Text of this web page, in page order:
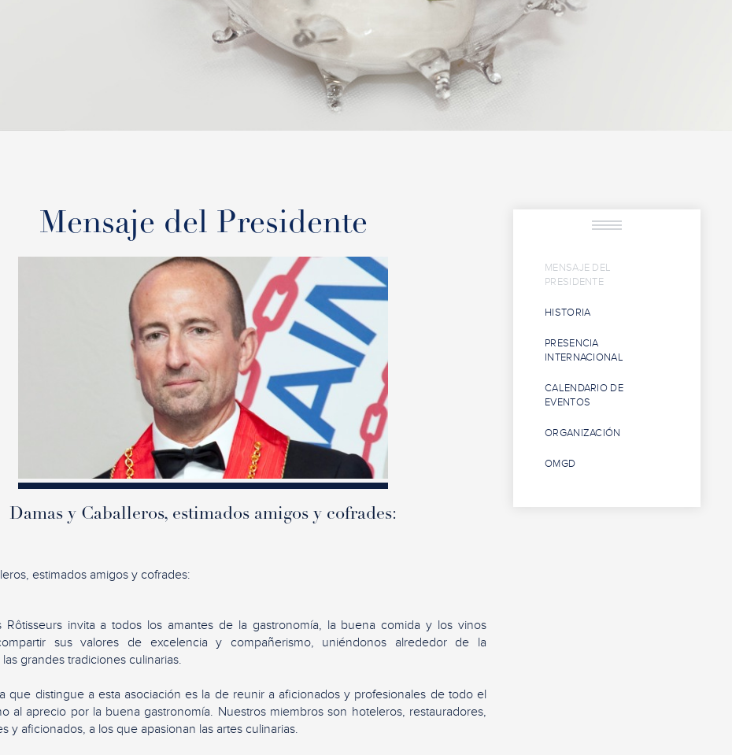
Mensaje del Presidente
Damas y Caballeros, estimados amigos y cofrades:
estimados amigos y cofrades:
Rôtisseurs invita a todos los amantes de la gastronomía, la buena comida y los vinos
sus valores de excelencia y compañerismo, uniéndonos alrededor de la
grandes tradiciones culinarias.
que distingue a esta asociación es la de reunir a aficionados y profesionales de todo el
al aprecio por la buena gastronomía. Nuestros miembros son hoteleros, restauradores,
y aficionados, a los que apasionan las artes culinarias.
MENSAJE DEL
PRESIDENTE
HISTORIA
PRESENCIA
INTERNACIONAL
CALENDARIO DE
EVENTOS
ORGANIZACIÓN
OMGD